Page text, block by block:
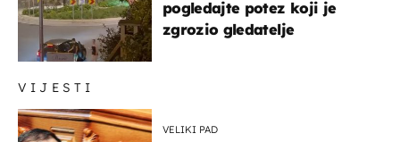
VIJESTI
VELIKI PAD
pogledajte potez koji je
zgrozio gledatelje